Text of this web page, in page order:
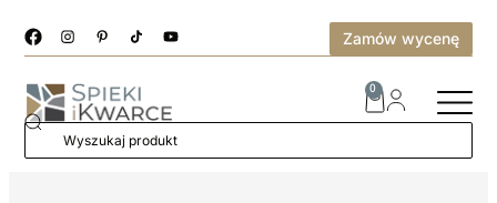
Zamów wycenę
0